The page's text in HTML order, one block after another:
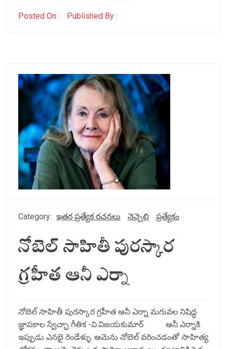
Posted On : Published By :
Category: ఇతర ప్రత్యేక రచనలు నెచ్చెలి ప్రత్యేకం
నోబెల్ సాహితీ పురస్కార
గ్రహీత ఆనీ ఎర్నా
నోబెల్ సాహితీ పురస్కార గ్రహీత ఆనీ ఎర్నా మగువల నిషిద్ధ
జ్ఞాపకాల స్వేచ్ఛా గీతిక -వి.విజయకుమార్ ఆనీ ఎర్నాకి
ఇప్పుడు ఎనభై రెండేళ్ళు. ఆమెను నోబెల్ వరించడంతో సాహిత్య